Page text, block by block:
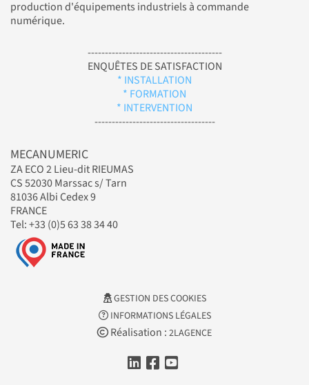
production d'équipements industriels à commande
numérique.
---------------------------------------
ENQUÊTES DE SATISFACTION
* INSTALLATION
* FORMATION
* INTERVENTION
-----------------------------------
MECANUMERIC
ZA ECO 2 Lieu-dit RIEUMAS
CS 52030 Marssac s/ Tarn
81036 Albi Cedex 9
FRANCE
Tel: +33 (0)5 63 38 34 40
GESTION DES COOKIES
INFORMATIONS LÉGALES
Réalisation : 2LAGENCE